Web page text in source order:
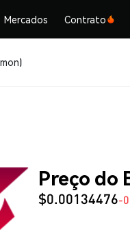
Mercados Contrato
Preço do
$0.00134476-